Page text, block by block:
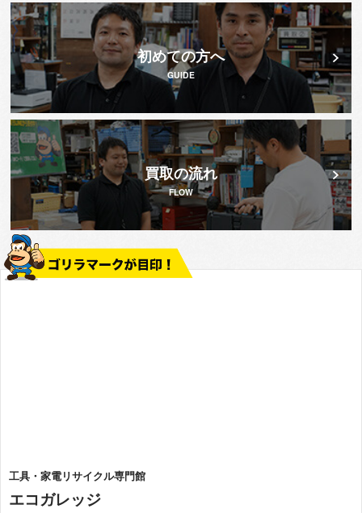
初めての方へ
GUIDE
買取の流れ
FLOW
工具・家電リサイクル専門館
エコガレッジ